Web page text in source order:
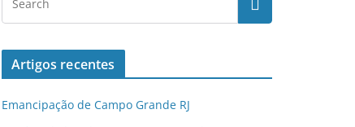
Artigos recentes
Emancipação de Campo Grande RJ